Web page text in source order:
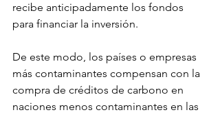
recibe anticipadamente los fondos
para financiar la inversión.
De este modo, los países o empresas
más contaminantes compensan con la
compra de créditos de carbono en
naciones menos contaminantes en las